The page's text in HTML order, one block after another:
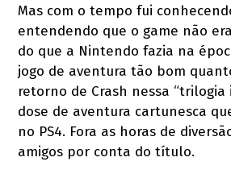
Mas com o tempo fui
entendendo que o game não
do que a Nintendo fazia na
jogo de aventura tão bom
retorno de Crash nessa “trilogia
dose de aventura cartunesca
no PS4. Fora as horas de
amigos por conta do título.